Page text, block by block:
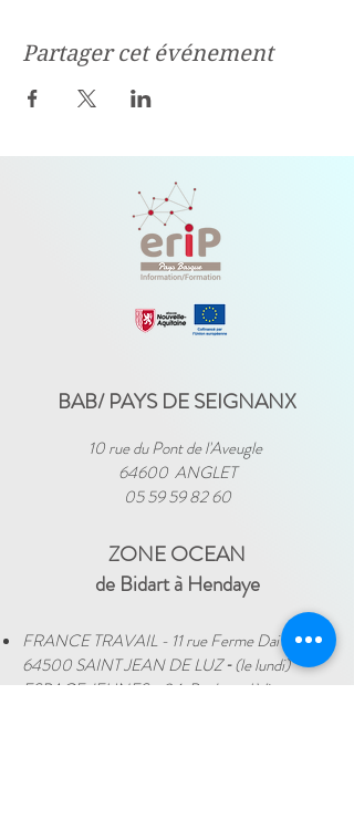
Partager cet événement
BAB/ PAYS DE SEIGNANX
10 rue du Pont de l'Aveugle
64600 ANGLET
05 59 59 82 60
ZONE OCEAN
de Bidart à Hendaye​
FRANCE TRAVAIL - 11 rue Ferme Dai Baita -
64500 SAINT JEAN DE LUZ​ -(le lundi)
ESPACE JEUNES - 34, Boulevard Victor